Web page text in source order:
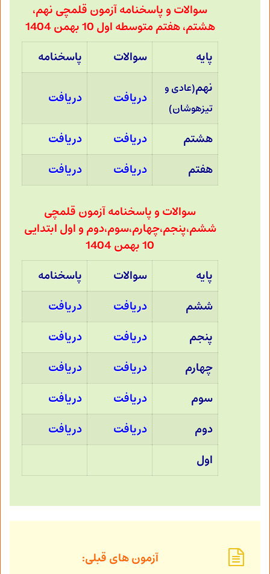
سوالات و پاسخنامه آزمون قلمچی نهم،
هشتم، هفتم متوسطه اول 10 بهمن 1404
پایه
سوالات
پاسخنامه
نهم(عادی و
تیزهوشان)
دریافت دریافت
هشتم دریافت
دریافت
هفتم
دریافت دریافت
سوالات و پاسخنامه آزمون قلمچی
ششم،پنجم،چهارم،سوم،دوم و اول ابتدایی
10 بهمن 1404
پایه
سوالات
پاسخنامه
ششم
دریافت
دریافت
پنجم
دریافت
دریافت
چهارم
دریافت
دریافت
سوم
دریافت
دریافت
دوم
دریافت
دریافت
اول
آزمون های قبلی: